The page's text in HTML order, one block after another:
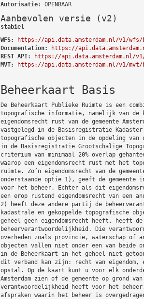
Autorisatie: OPENBAAR
Aanbevolen versie (v2)
stabiel
WFS:
https://api.data.amsterdam.nl/v1/wfs/
Documentation:
https://
REST API:
https://api.data.amsterdam.nl/
MVT:
https://api.data.amsterdam.nl/v1/
Beheerkaart Basis
De Beheerkaart Publieke Ruimte is een
topografische informatie, namelijk van de
eigendomsrecht rust van de gemeente
vastgelegd in de Basisregistratie Kadaster
topografische objecten in de opdeling van
in de Basisregistratie Grootschalige
criterium van minimaal 20% overlap
waarop een eigendomsrecht rust met het
ruimte. Zo’n eigendomsrecht van de
onderstaande optie 1), geeft de
voor het beheer. Echter als dit
een erop rustend eigendomsrecht van een
2) heeft deze andere partij de
kadastrale en gekoppelde topografische
geheel geen eigendomsrecht heeft, heeft de
beheerverantwoordelijkheid. Die
overheden zoals provincie, waterschap of
objecten vallen niet onder een van beide
in de Beheerkaart in het geheel niet
dit verband kan zijn: recht van
opstal. Op de kaart kunt u voor elk
Amsterdam zien of de gemeente op grond
verantwoordelijkheid heeft voor het
afspraken waarin het beheer is